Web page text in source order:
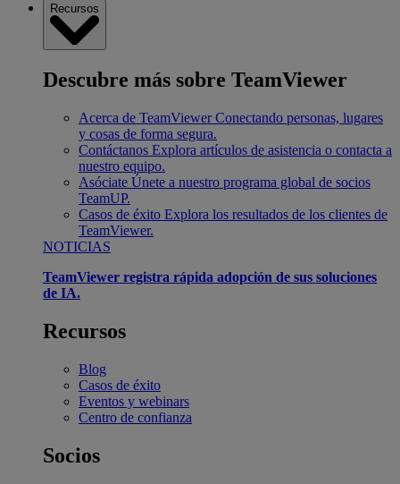
Recursos
Descubre más sobre TeamViewer
Acerca de TeamViewer Conectando personas, lugares
y cosas de forma segura.
Contáctanos Explora artículos de asistencia o contacta a
nuestro equipo.
Asóciate Únete a nuestro programa global de socios
TeamUP.
Casos de éxito Explora los resultados de los clientes de
TeamViewer.
NOTICIAS
TeamViewer registra rápida adopción de sus soluciones
de IA.
Recursos
Blog
Casos de éxito
Eventos y webinars
Centro de confianza
Socios